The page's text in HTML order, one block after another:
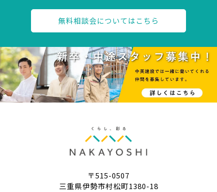
無料相談会についてはこちら
〒515-0507
三重県伊勢市村松町1380-18